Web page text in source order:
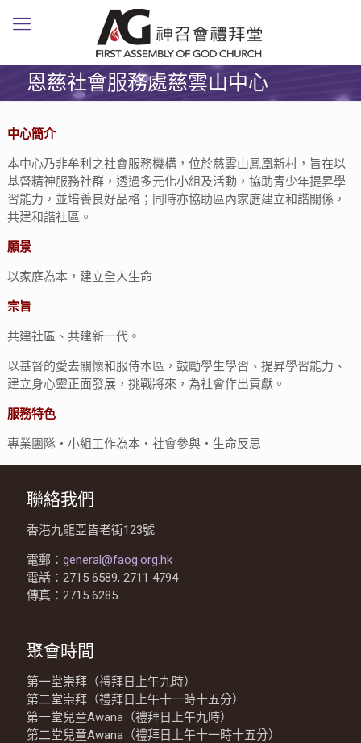
恩慈社會服務處慈雲山中心
中心簡介
本中心乃非牟利之社會服務機構，位於慈雲山鳳凰新村，旨在以
基督精神服務社群，透過多元化小組及活動，協助青少年提昇學
習能力，並培養良好品格；同時亦協助區內家庭建立和諧關係，
共建和諧社區。
願景
以家庭為本，建立全人生命
宗旨
共建社區、共建新一代。
以基督的愛去關懷和服侍本區，鼓勵學生學習、提昇學習能力、
建立身心靈正面發展，挑戰將來，為社會作出貢獻。
服務特色
專業團隊‧小組工作為本‧社會參與‧生命反思
聯絡我們
香港九龍亞皆老街123號
電郵： general@faog.org.hk
電話：2715 6589, 2711 4794
傳真：2715 6285
聚會時間
第一堂崇拜（禮拜日上午九時）
第二堂崇拜（禮拜日上午十一時十五分）
第一堂兒童Awana（禮拜日上午九時）
第二堂兒童Awana（禮拜日上午十一時十五分）